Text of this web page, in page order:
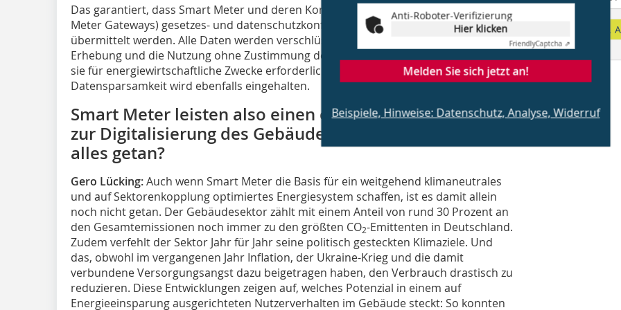
Das garantiert, dass Smart Meter und deren Kommunikationsmodule (die Smart
Meter Gateways) gesetzes- und datenschutzkonform betrieben und die Daten sicher
übermittelt werden. Alle Daten werden verschlüsselt übertragen. Ohnehin ist die
Erhebung und die Nutzung ohne Zustimmung der Verbraucher nur möglich, sofern
sie für energiewirtschaftliche Zwecke erforderlich sind. Der Grundsatz der
Datensparsamkeit wird ebenfalls eingehalten.
Smart Meter leisten also einen entscheidenden Beitrag
zur Digitalisierung des Gebäudebestands. Ist damit
alles getan?
Gero Lücking:Auch wenn Smart Meter die Basis für ein weitgehend klimaneutrales
und auf Sektorenkopplung optimiertes Energiesystem schaffen, ist es damit allein
noch nicht getan. Der Gebäudesektor zählt mit einem Anteil von rund 30 Prozent an
den Gesamtemissionen noch immer zu den größten CO2-Emittenten in Deutschland.
Zudem verfehlt der Sektor Jahr für Jahr seine politisch gesteckten Klimaziele. Und
das, obwohl im vergangenen Jahr Inflation, der Ukraine-Krieg und die damit
verbundene Versorgungsangst dazu beigetragen haben, den Verbrauch drastisch zu
reduzieren. Diese Entwicklungen zeigen auf, welches Potenzial in einem auf
Energieeinsparung ausgerichteten Nutzerverhalten im Gebäude steckt: So konnten
Anti-Roboter-Verifizierung
Hier klicken
FriendlyCaptcha ⇗
Melden Sie sich jetzt an!
Beispiele, Hinweise: Datenschutz, Analyse, Widerruf